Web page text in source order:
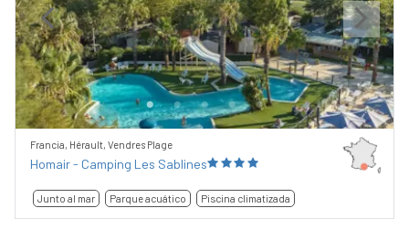
Previous Next
Francia, Hérault, Vendres Plage
Homair - Camping Les Sablines
Junto al mar Parque acuático Piscina climatizada